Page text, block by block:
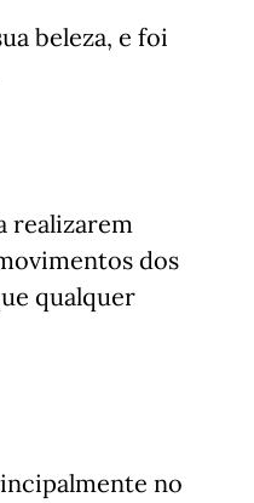
beleza, e foi
realizarem
dos
qualquer
no